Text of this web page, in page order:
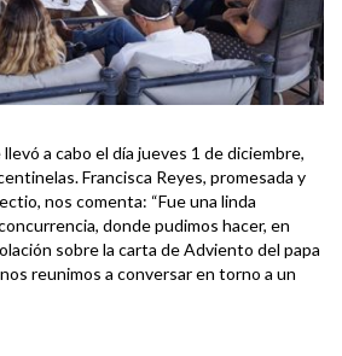
a cabo el día jueves 1 de diciembre,
Francisca Reyes, promesada y
nos comenta: “Fue una linda
donde pudimos hacer, en
sobre la carta de Adviento del papa
reunimos a conversar en torno a un